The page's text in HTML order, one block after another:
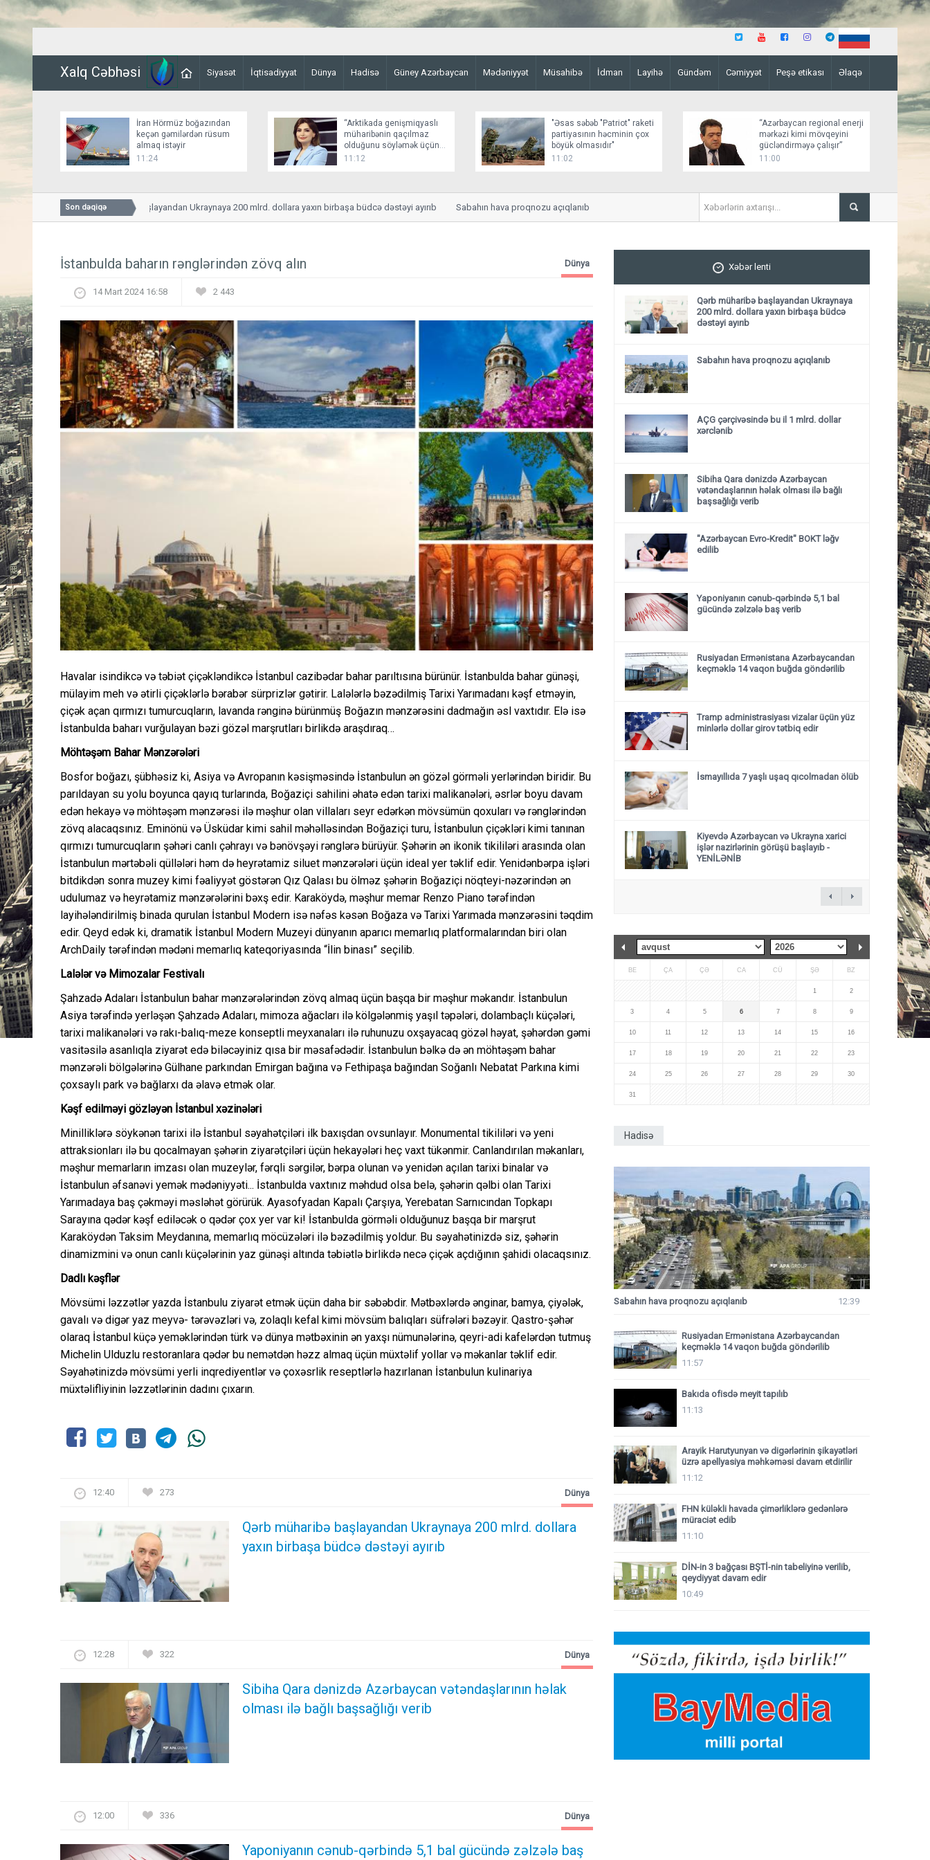
Xalq Cəbhəsi Siyasət İqtisadiyyat Dünya Hadisə Güney Azərbaycan Mədəniyyət Müsahibə İdman Layihə Gündəm Cəmiyyət Peşə etikası Əlaqə
İran Hörmüz boğazından
keçən gəmilərdən rüsum
almaq istəyir
11:24
“Arktikada genişmiqyaslı
müharibənin qaçılmaz
olduğunu söyləmək üçün
əsaslı faktlar yoxdur”
11:12
"Əsas səbəb "Patriot" raketi
partiyasının həcminin çox
böyük olmasıdır"
11:02
“Azərbaycan regional enerji
mərkəzi kimi mövqeyini
gücləndirməyə çalışır”
11:00
Son dəqiqə
Qərb müharibə başlayandan Ukraynaya 200 mlrd. dollara yaxın birbaşa büdcə dəstəyi ayırıb Sabahın hava proqnozu açıqlanıb AÇG çərçivəsində bu il 1
İstanbulda baharın rənglərindən zövq alın Dünya
14 Mart 2024 16:58 2 443
Havalar isindikcə və təbiət çiçəkləndikcə İstanbul cazibədar bahar parıltısına bürünür. İstanbulda bahar günəşi,
mülayim meh və ətirli çiçəklərlə bərabər sürprizlər gətirir. Lalələrlə bəzədilmiş Tarixi Yarımadanı kəşf etməyin,
çiçək açan qırmızı tumurcuqların, lavanda rənginə bürünmüş Boğazın mənzərəsini dadmağın əsl vaxtıdır. Elə isə
İstanbulda baharı vurğulayan bəzi gözəl marşrutları birlikdə araşdıraq…
Möhtəşəm Bahar Mənzərələri
Bosfor boğazı, şübhəsiz ki, Asiya və Avropanın kəsişməsində İstanbulun ən gözəl görməli yerlərindən biridir. Bu
parıldayan su yolu boyunca qayıq turlarında, Boğaziçi sahilini əhatə edən tarixi malikanələri, əsrlər boyu davam
edən hekayə və möhtəşəm mənzərəsi ilə məşhur olan villaları seyr edərkən mövsümün qoxuları və rənglərindən
zövq alacaqsınız. Eminönü və Üsküdar kimi sahil məhəlləsindən Boğaziçi turu, İstanbulun çiçəkləri kimi tanınan
qırmızı tumurcuqların şəhəri canlı çəhrayı və bənövşəyi rənglərə bürüyür. Şəhərin ən ikonik tikililəri arasında olan
İstanbulun mərtəbəli qüllələri həm də heyrətamiz siluet mənzərələri üçün ideal yer təklif edir. Yenidənbərpa işləri
bitdikdən sonra muzey kimi fəaliyyət göstərən Qız Qalası bu ölməz şəhərin Boğaziçi nöqteyi-nəzərindən ən
udulumaz və heyrətamiz mənzərələrini bəxş edir. Karaköydə, məşhur memar Renzo Piano tərəfindən
layihələndirilmiş binada qurulan İstanbul Modern isə nəfəs kəsən Boğaza və Tarixi Yarımada mənzərəsini təqdim
edir. Qeyd edək ki, dramatik İstanbul Modern Muzeyi dünyanın aparıcı memarlıq platformalarından biri olan
ArchDaily tərəfindən mədəni memarlıq kateqoriyasında “İlin binası” seçilib.
Lalələr və Mimozalar Festivalı
Şahzadə Adaları İstanbulun bahar mənzərələrindən zövq almaq üçün başqa bir məşhur məkandır. İstanbulun
Asiya tərəfində yerləşən Şahzadə Adaları, mimoza ağacları ilə kölgələnmiş yaşıl təpələri, dolambaçlı küçələri,
tarixi malikanələri və rakı-balıq-meze konseptli meyxanaları ilə ruhunuzu oxşayacaq gözəl həyat, şəhərdən gəmi
vasitəsilə asanlıqla ziyarət edə biləcəyiniz qısa bir məsafədədir. İstanbulun bəlkə də ən möhtəşəm bahar
mənzərəli bölgələrinə Gülhane parkından Emirgan bağına və Fethipaşa bağından Soğanlı Nebatat Parkına kimi
çoxsaylı park və bağlarxı da əlavə etmək olar.
Kəşf edilməyi gözləyən İstanbul xəzinələri
Minilliklərə söykənən tarixi ilə İstanbul səyahətçiləri ilk baxışdan ovsunlayır. Monumental tikililəri və yeni
attraksionları ilə bu qocalmayan şəhərin ziyarətçiləri üçün hekayələri heç vaxt tükənmir. Canlandırılan məkanları,
məşhur memarların imzası olan muzeylər, fərqli sərgilər, bərpa olunan və yenidən açılan tarixi binalar və
İstanbulun əfsanəvi yemək mədəniyyəti... İstanbulda vaxtınız məhdud olsa belə, şəhərin qəlbi olan Tarixi
Yarımadaya baş çəkməyi məsləhət görürük. Ayasofyadan Kapalı Çarşıya, Yerebatan Sarnıcından Topkapı
Sarayına qədər kəşf ediləcək o qədər çox yer var ki! İstanbulda görməli olduğunuz başqa bir marşrut
Karaköydən Taksim Meydanına, memarlıq möcüzələri ilə bəzədilmiş yoldur. Bu səyahətinizdə siz, şəhərin
dinamizmini və onun canlı küçələrinin yaz günəşi altında təbiətlə birlikdə necə çiçək açdığının şahidi olacaqsınız.
Dadlı kəşflər
Mövsümi ləzzətlər yazda İstanbulu ziyarət etmək üçün daha bir səbəbdir. Mətbəxlərdə ənginar, bamya, çiyələk,
gavalı və digər yaz meyvə- tərəvəzləri və, zolaqlı kefal kimi mövsüm balıqları süfrələri bəzəyir. Qastro-şəhər
olaraq İstanbul küçə yeməklərindən türk və dünya mətbəxinin ən yaxşı nümunələrinə, qeyri-adi kafelərdən tutmuş
Michelin Ulduzlu restoranlara qədər bu nemətdən həzz almaq üçün müxtəlif yollar və məkanlar təklif edir.
Səyahətinizdə mövsümi yerli inqrediyentlər və çoxəsrlik reseptlərlə hazırlanan İstanbulun kulinariya
müxtəlifliyinin ləzzətlərinin dadını çıxarın.
12:40 273
Qərb müharibə başlayandan Ukraynaya 200 mlrd. dollara
yaxın birbaşa büdcə dəstəyi ayırıb
Dünya
12:28 322
Sibiha Qara dənizdə Azərbaycan vətəndaşlarının həlak
olması ilə bağlı başsağlığı verib
Dünya
12:00 336
Yaponiyanın cənub-qərbində 5,1 bal gücündə zəlzələ baş
Dünya
Xəbər lenti
Qərb müharibə başlayandan Ukraynaya
200 mlrd. dollara yaxın birbaşa büdcə
dəstəyi ayırıb
Sabahın hava proqnozu açıqlanıb
AÇG çərçivəsində bu il 1 mlrd. dollar
xərclənib
Sibiha Qara dənizdə Azərbaycan
vətəndaşlarının həlak olması ilə bağlı
başsağlığı verib
"Azərbaycan Evro-Kredit" BOKT ləğv
edilib
Yaponiyanın cənub-qərbində 5,1 bal
gücündə zəlzələ baş verib
Rusiyadan Ermənistana Azərbaycandan
keçməklə 14 vaqon buğda göndərilib
Tramp administrasiyası vizalar üçün yüz
minlərlə dollar girov tətbiq edir
İsmayıllıda 7 yaşlı uşaq qıcolmadan ölüb
Kiyevdə Azərbaycan və Ukrayna xarici
işlər nazirlərinin görüşü başlayıb -
YENİLƏNİB
BE ÇA ÇƏ CA CÜ ŞƏ BZ
1 2
3 4 5 6 7 8 9
10 11 12 13 14 15 16
17 18 19 20 21 22 23
24 25 26 27 28 29 30
31
Hadisə
Sabahın hava proqnozu açıqlanıb 12:39
Rusiyadan Ermənistana Azərbaycandan
keçməklə 14 vaqon buğda göndərilib
11:57
Bakıda ofisdə meyit tapılıb
11:13
Arayik Harutyunyan və digərlərinin şikayətləri
üzrə apellyasiya məhkəməsi davam etdirilir
11:12
FHN küləkli havada çimərliklərə gedənlərə
müraciət edib
11:10
DİN-in 3 bağçası BŞTİ-nin tabeliyinə verilib,
qeydiyyat davam edir
10:49